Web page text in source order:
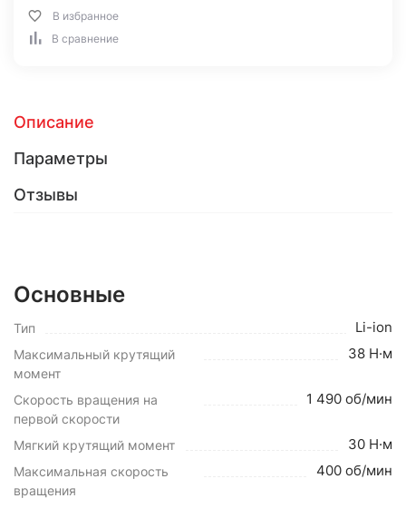
В избранное
В сравнение
Описание
Параметры
Отзывы
Основные
Тип Li-ion
Максимальный крутящий
момент
38 Н·м
Скорость вращения на
первой скорости
1 490 об/мин
Мягкий крутящий момент 30 Н·м
Максимальная скорость
вращения
400 об/мин